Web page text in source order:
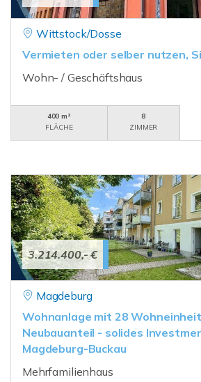
Wittstock/Dosse
Vermieten oder selber nutzen,
Wohn- / Geschäftshaus
400 m²
FLÄCHE
8
ZIMMER
3.214.400,- €
Magdeburg
Wohnanlage mit 28
Neubauanteil - solides
Magdeburg-Buckau
Mehrfamilienhaus